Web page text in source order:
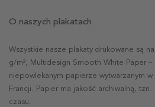
O naszych plakatach
Wszystkie nasze plakaty drukowane są
g/m², Multidesign Smooth White Paper
niepowlekanym papierze wytwarzanym
Francji. Papier ma jakość archiwalną, tzn.
czasu.